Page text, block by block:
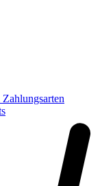
Zahlungsarten